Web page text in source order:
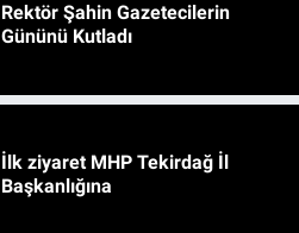
Rektör Şahin Gazetecilerin
Gününü Kutladı
İlk ziyaret MHP Tekirdağ İl
Başkanlığına